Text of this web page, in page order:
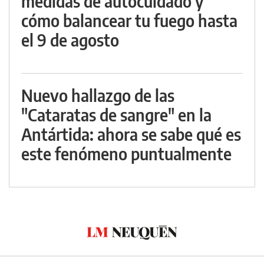
cómo balancear tu fuego hasta
el 9 de agosto
Nuevo hallazgo de las
"Cataratas de sangre" en la
Antártida: ahora se sabe qué es
este fenómeno puntualmente